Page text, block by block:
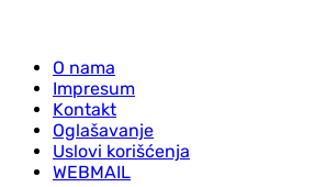
O nama
Impresum
Kontakt
Oglašavanje
Uslovi korišćenja
WEBMAIL